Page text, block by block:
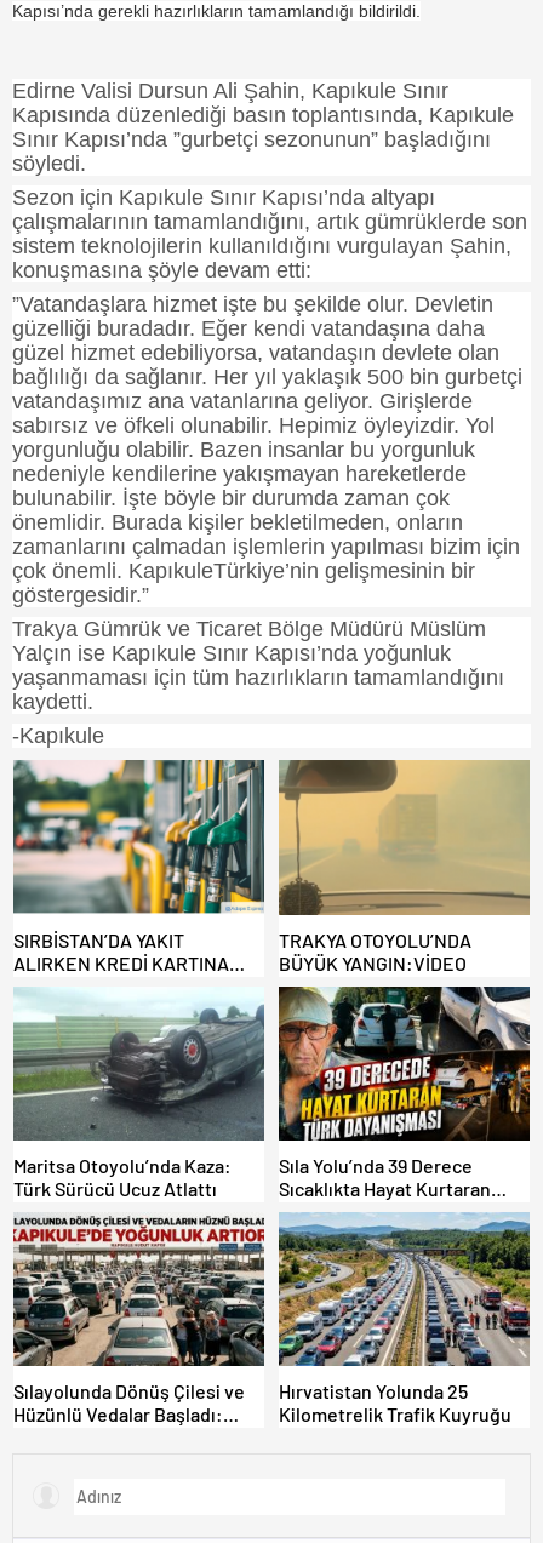
Kapısı’nda gerekli hazırlıkların tamamlandığı bildirildi.
Edirne Valisi Dursun Ali Şahin, Kapıkule Sınır
Kapısında düzenlediği basın toplantısında, Kapıkule
Sınır Kapısı’nda ”gurbetçi sezonunun” başladığını
söyledi.
Sezon için Kapıkule Sınır Kapısı’nda altyapı
çalışmalarının tamamlandığını, artık gümrüklerde son
sistem teknolojilerin kullanıldığını vurgulayan Şahin,
konuşmasına şöyle devam etti:
”Vatandaşlara hizmet işte bu şekilde olur. Devletin
güzelliği buradadır. Eğer kendi vatandaşına daha
güzel hizmet edebiliyorsa, vatandaşın devlete olan
bağlılığı da sağlanır. Her yıl yaklaşık 500 bin gurbetçi
vatandaşımız ana vatanlarına geliyor. Girişlerde
sabırsız ve öfkeli olunabilir. Hepimiz öyleyizdir. Yol
yorgunluğu olabilir. Bazen insanlar bu yorgunluk
nedeniyle kendilerine yakışmayan hareketlerde
bulunabilir. İşte böyle bir durumda zaman çok
önemlidir. Burada kişiler bekletilmeden, onların
zamanlarını çalmadan işlemlerin yapılması bizim için
çok önemli. KapıkuleTürkiye’nin gelişmesinin bir
göstergesidir.”
Trakya Gümrük ve Ticaret Bölge Müdürü Müslüm
Yalçın ise Kapıkule Sınır Kapısı’nda yoğunluk
yaşanmaması için tüm hazırlıkların tamamlandığını
kaydetti.
-Kapıkule
SIRBİSTAN’DA YAKIT
ALIRKEN KREDİ KARTINA
DİKKAT: MAĞDUR OLMAYIN!
TRAKYA OTOYOLU’NDA
BÜYÜK YANGIN:VİDEO
Maritsa Otoyolu’nda Kaza:
Türk Sürücü Ucuz Atlattı
Sıla Yolu’nda 39 Derece
Sıcaklıkta Hayat Kurtaran
Türk Dayanışması!
Sılayolunda Dönüş Çilesi ve
Hüzünlü Vedalar Başladı:
Hırvatistan Yolunda 25
Kilometrelik Trafik Kuyruğu